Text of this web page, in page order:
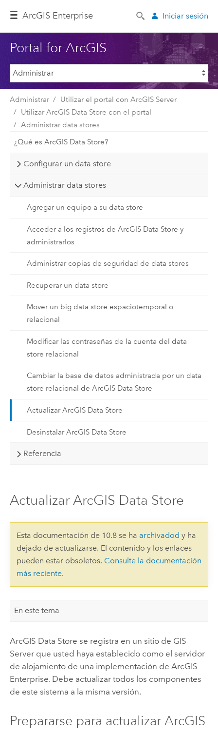
ArcGIS Enterprise Iniciar sesión
Portal for ArcGIS
Administrar
Utilizar el portal con ArcGIS Server
Utilizar ArcGIS Data Store con el portal
Administrar data stores
¿Qué es ArcGIS Data Store?
Configurar un data store
Administrar data stores
Agregar un equipo a su data store
Acceder a los registros de ArcGIS Data Store y
administrarlos
Administrar copias de seguridad de data stores
Recuperar un data store
Mover un big data store espaciotemporal o
relacional
Modificar las contraseñas de la cuenta del data
store relacional
Cambiar la base de datos administrada por un data
store relacional de ArcGIS Data Store
Actualizar ArcGIS Data Store
Desinstalar ArcGIS Data Store
Referencia
Actualizar ArcGIS Data Store
Esta documentación de 10.8 se ha archivadod y ha
dejado de actualizarse. El contenido y los enlaces
pueden estar obsoletos. Consulte la documentación
más reciente.
En este tema
ArcGIS Data Store se registra en un sitio de GIS
Serverque usted haya establecido como el servidor
de alojamiento de una implementación de ArcGIS
Enterprise. Debe actualizar todos los componentes
de este sistema a la misma versión.
Prepararse para actualizar ArcGIS